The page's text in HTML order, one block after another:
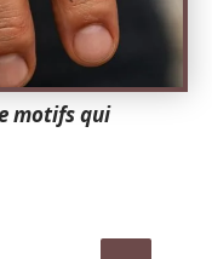
motifs qui